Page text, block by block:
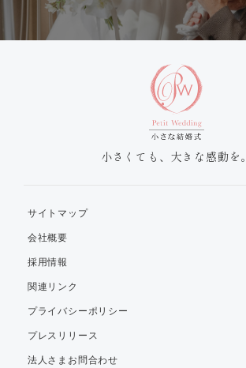
小さくても、大きな感動を。
サイトマップ
会社概要
採用情報
関連リンク
プライバシーポリシー
プレスリリース
法人さまお問合わせ